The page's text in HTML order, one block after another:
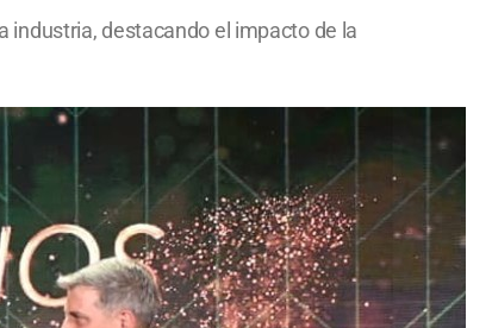
industria, destacando el impacto de la